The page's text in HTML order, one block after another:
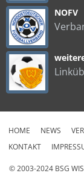
NOFV
HOME NEWS
KONTAKT
© 2003-2024 BSG